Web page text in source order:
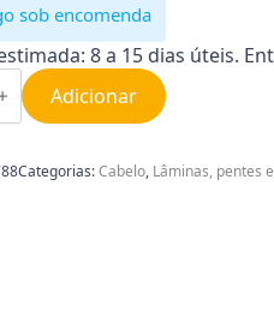
sob encomenda
8 a 15 dias úteis.
Adicionar
Categorias:Cabelo, Lâminas, pentes